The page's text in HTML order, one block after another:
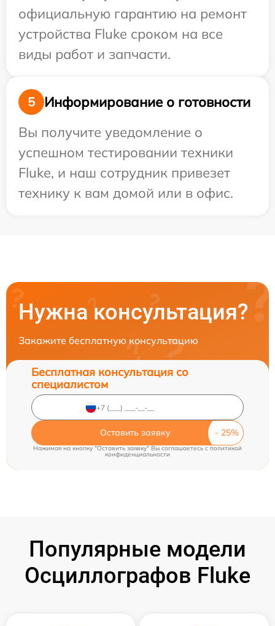
официальную гарантию на ремонт
устройства Fluke сроком на все
виды работ и запчасти.
5
Информирование о готовности
Вы получите уведомление о
успешном тестировании техники
Fluke, и наш сотрудник привезет
технику к вам домой или в офис.
Нужна консультация?
Закажите бесплатную консультацию
Бесплатная консультация со
специалистом
Оставить заявку
Нажимая на кнопку "Оставить заявку" Вы соглашаетесь cполитикой
конфиденциальности
Популярные модели
Осциллографов Fluke